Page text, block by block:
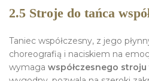
2.5 Stroje do tańca
Taniec współczesny, z jego
choreografią i naciskiem na
wymaga współczesnego